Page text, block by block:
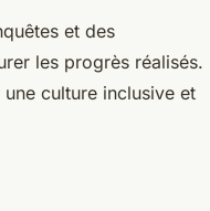
et des
les progrès réalisés.
culture inclusive et